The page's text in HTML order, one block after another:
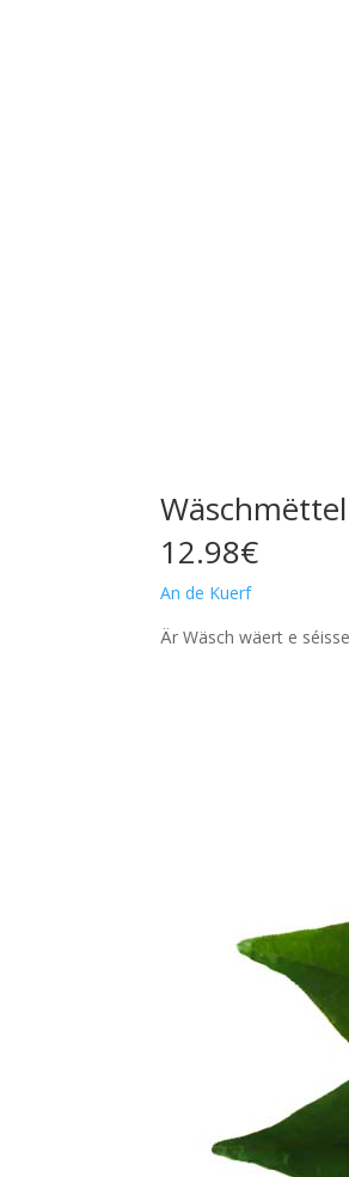
12.98€
An de Kuerf
Är Wäsch wäert e